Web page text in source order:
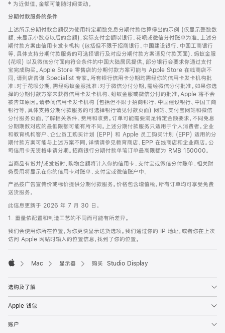
页
页
脚
注
‡ 为近似值。金额可能随时间变动。
分期付款服务的条件
上述所示分期付款金额仅为使用特定期数免息分期付款估算得出的示例 (仅显示整数数
额，未显示小数点以后的金额)，实际支付金额以银行、花呗或微信分付账单为准。上述分
期付款方案由信用卡发卡机构 (包括但不限于招商银行、中国建设银行、中国工商银行
等，具体支持分期付款服务的可选择银行及对应分期付款方案请见付款页面)、蚂蚁金服
(花呗) 以及微信分付面向符合条件的中国大陆居民提供。部分银行会要求你通过支付
宝完成购买。Apple Store 零售店的分期付款方案可能与 Apple Store 在线商店不
同，请到店咨询 Specialist 专家。所有银行信用卡分期均需经你的信用卡发卡机构批
准；对于花呗分期，需经蚂蚁金服批准；对于微信分付分期，需经微信分付批准。如果你选
择的分期付款方案未获得信用卡发卡机构、蚂蚁金服或微信分付的批准，Apple 将不会
被告知原因。请参阅信用卡发卡机构 (包括但不限于招商银行、中国建设银行、中国工商
银行等，具体支持分期付款服务的可选择银行请见付款页面) 网站、支付宝网站和微信
分付服务页面，了解相关条件、费用和收费。订单可能需要满足特定金额要求，不同免息
分期期数对应的最低限额可能有所不同。上述分期付款服务只适用于个人消费者。企业
和教育机构客户、企业员工购买计划 (EPP) 和 Apple 员工购买计划 (EPP) 适用的分
期付款方案可能与上述方案不同，详情请参见教育商店、EPP 在线商店和企业商店。公
司信用卡无资格申请分期。招商银行分期付款单笔订单最高限额为 RMB 150000。
当商品有货并/或发货时，购物金额将计入你的信用卡、支付宝或微信分付账单。相关财
务费用将显示在你的信用卡对账单、支付宝或微信账户中。
产品按广告宣传价或标价提供分期付款服务。价格包含增值税。所有订单均可享受免费
送货服务。
此信息更新于 2026 年 7 月 30 日。
1. 重量依配置和制造工艺的不同而可能有所差异。
我们会使用你所在位置，为你更快显示送货选项。我们通过你的 IP 地址，或者你在上次
访问 Apple 网站时输入的位置信息，找到了你的位置。
Mac 显示器 购买 Studio Display
选购及了解
Apple 钱包
账户